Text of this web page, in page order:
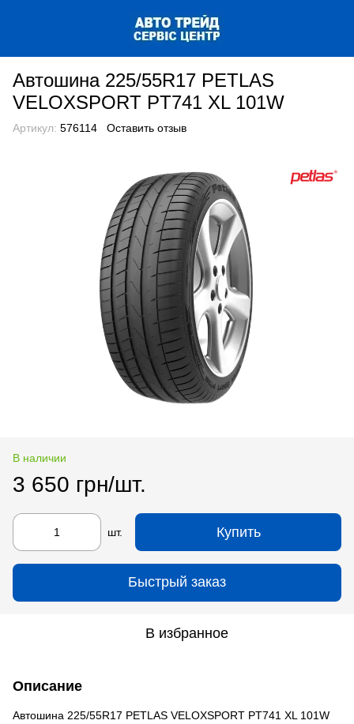
Автошина 225/55R17 PETLAS
VELOXSPORT PT741 XL 101W
Артикул: 576114 Оставить отзыв
В наличии
3 650 грн/шт.
шт. Купить
Быстрый заказ
В избранное
Описание
Автошина 225/55R17 PETLAS VELOXSPORT PT741 XL 101W